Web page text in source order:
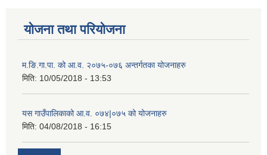
योजना तथा परियोजना
म.ङि.गा.पा. को आ.व. २०७५-०७६ अन्तर्गतका योजनाहरु
मिति: 10/05/2018 - 13:53
यस गाउँपालिकाको आ.व. ०७४|०७५ को योजनाहरु
मिति: 04/08/2018 - 16:15